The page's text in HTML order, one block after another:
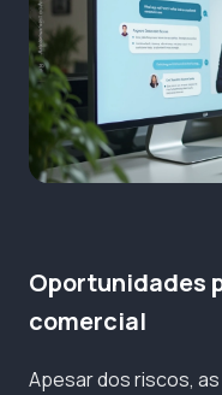
Oportunidades
comercial
Apesar dos riscos,